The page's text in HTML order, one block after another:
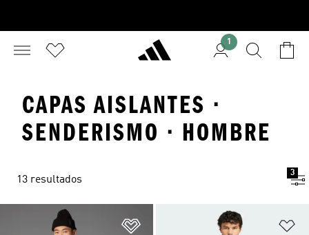
1
CAPAS AISLANTES ·
SENDERISMO · HOMBRE
13 resultados
3
Añadir a la lista de deseos